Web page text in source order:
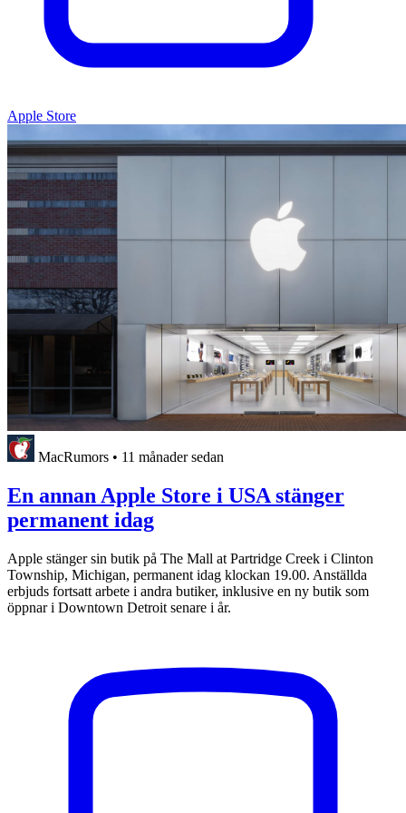
Apple Store
MacRumors • 11 månader sedan
En annan Apple Store i USA stänger
permanent idag
Apple stänger sin butik på The Mall at Partridge Creek i Clinton
Township, Michigan, permanent idag klockan 19.00. Anställda
erbjuds fortsatt arbete i andra butiker, inklusive en ny butik som
öppnar i Downtown Detroit senare i år.